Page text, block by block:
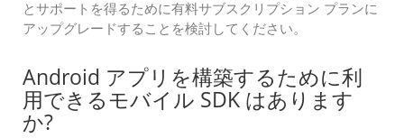
とサポートを得るために有料サブスクリプション プランに
アップグレードすることを検討してください。
Android アプリを構築するために利
用できるモバイル SDK はあります
か?